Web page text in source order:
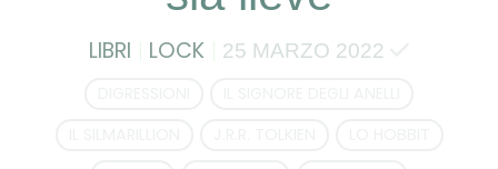
LIBRI LOCK 25 MARZO 2022